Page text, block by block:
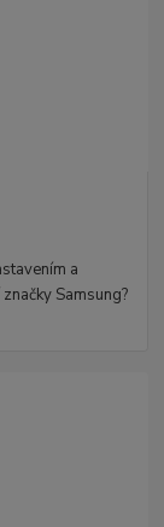
a
Samsung?